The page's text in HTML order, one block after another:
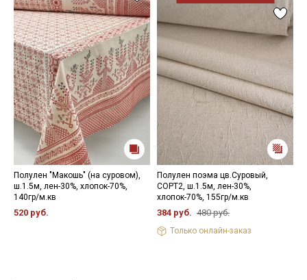
Полулен "Макошь" (на суровом),
ш.1.5м, лен-30%, хлопок-70%,
140гр/м.кв
520 руб.
Полулен поэма цв.Суровый,
СОРТ2, ш.1.5м, лен-30%,
хлопок-70%, 155гр/м.кв
384 руб. 480 руб.
Только онлайн-заказ